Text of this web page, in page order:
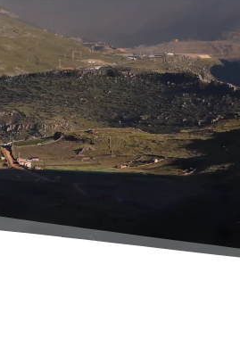
Quand la
recule. Mais
Revue Pour parler de
revue consacrée au rôle